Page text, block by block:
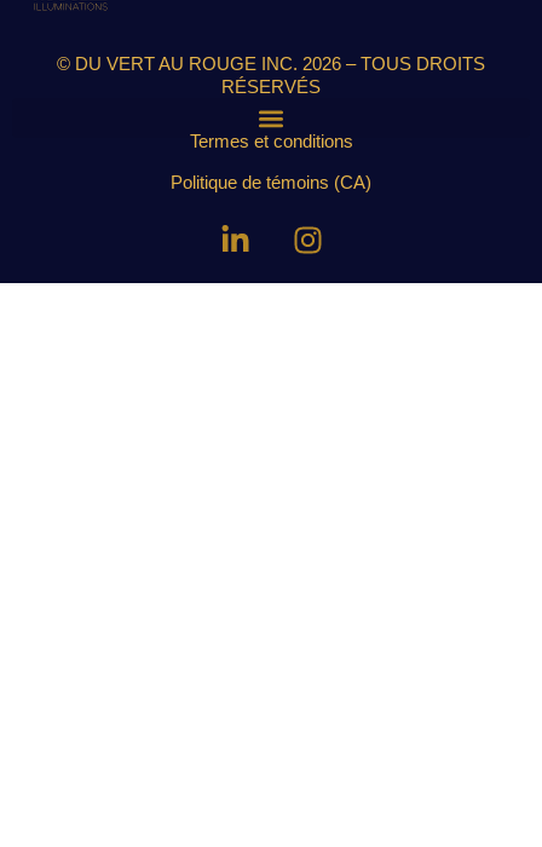
© DU VERT AU ROUGE INC. 2026 – TOUS DROITS
RÉSERVÉS
Termes et conditions
Politique de témoins (CA)